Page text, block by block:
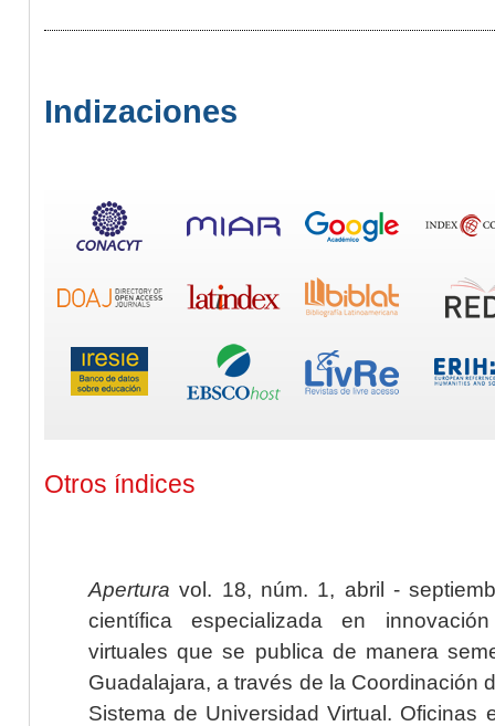
Indizaciones
Otros índices
Apertura vol. 18, núm. 1, abril -
científica especializada en
virtuales que se publica de manera
Guadalajara, a través de la Coordinación
Sistema de Universidad Virtual. Oficinas